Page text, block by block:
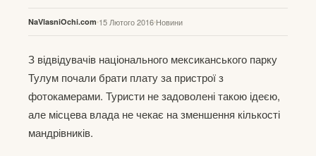
NaVlasniOchi.com 15 Лютого 2016 Новини
З відвідувачів національного мексиканського парку
Тулум почали брати плату за пристрої з
фотокамерами. Туристи не задоволені такою ідеєю,
але місцева влада не чекає на зменшення кількості
мандрівників.